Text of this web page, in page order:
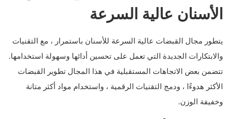
الأسنان عالية السرعة
يتطور مجال القبضات عالية السرعة للأسنان باستمرار ، مع التقنيات
والابتكارات الجديدة التي تعمل على تحسين أدائها وسهولة استخدامها.
تتضمن بعض الاتجاهات المستقبلية في هذا المجال تطوير القبضات
الأكثر هدوءًا ، ودمج التقنيات الرقمية ، واستخدام مواد أكثر متانة
وخفيفة الوزن.